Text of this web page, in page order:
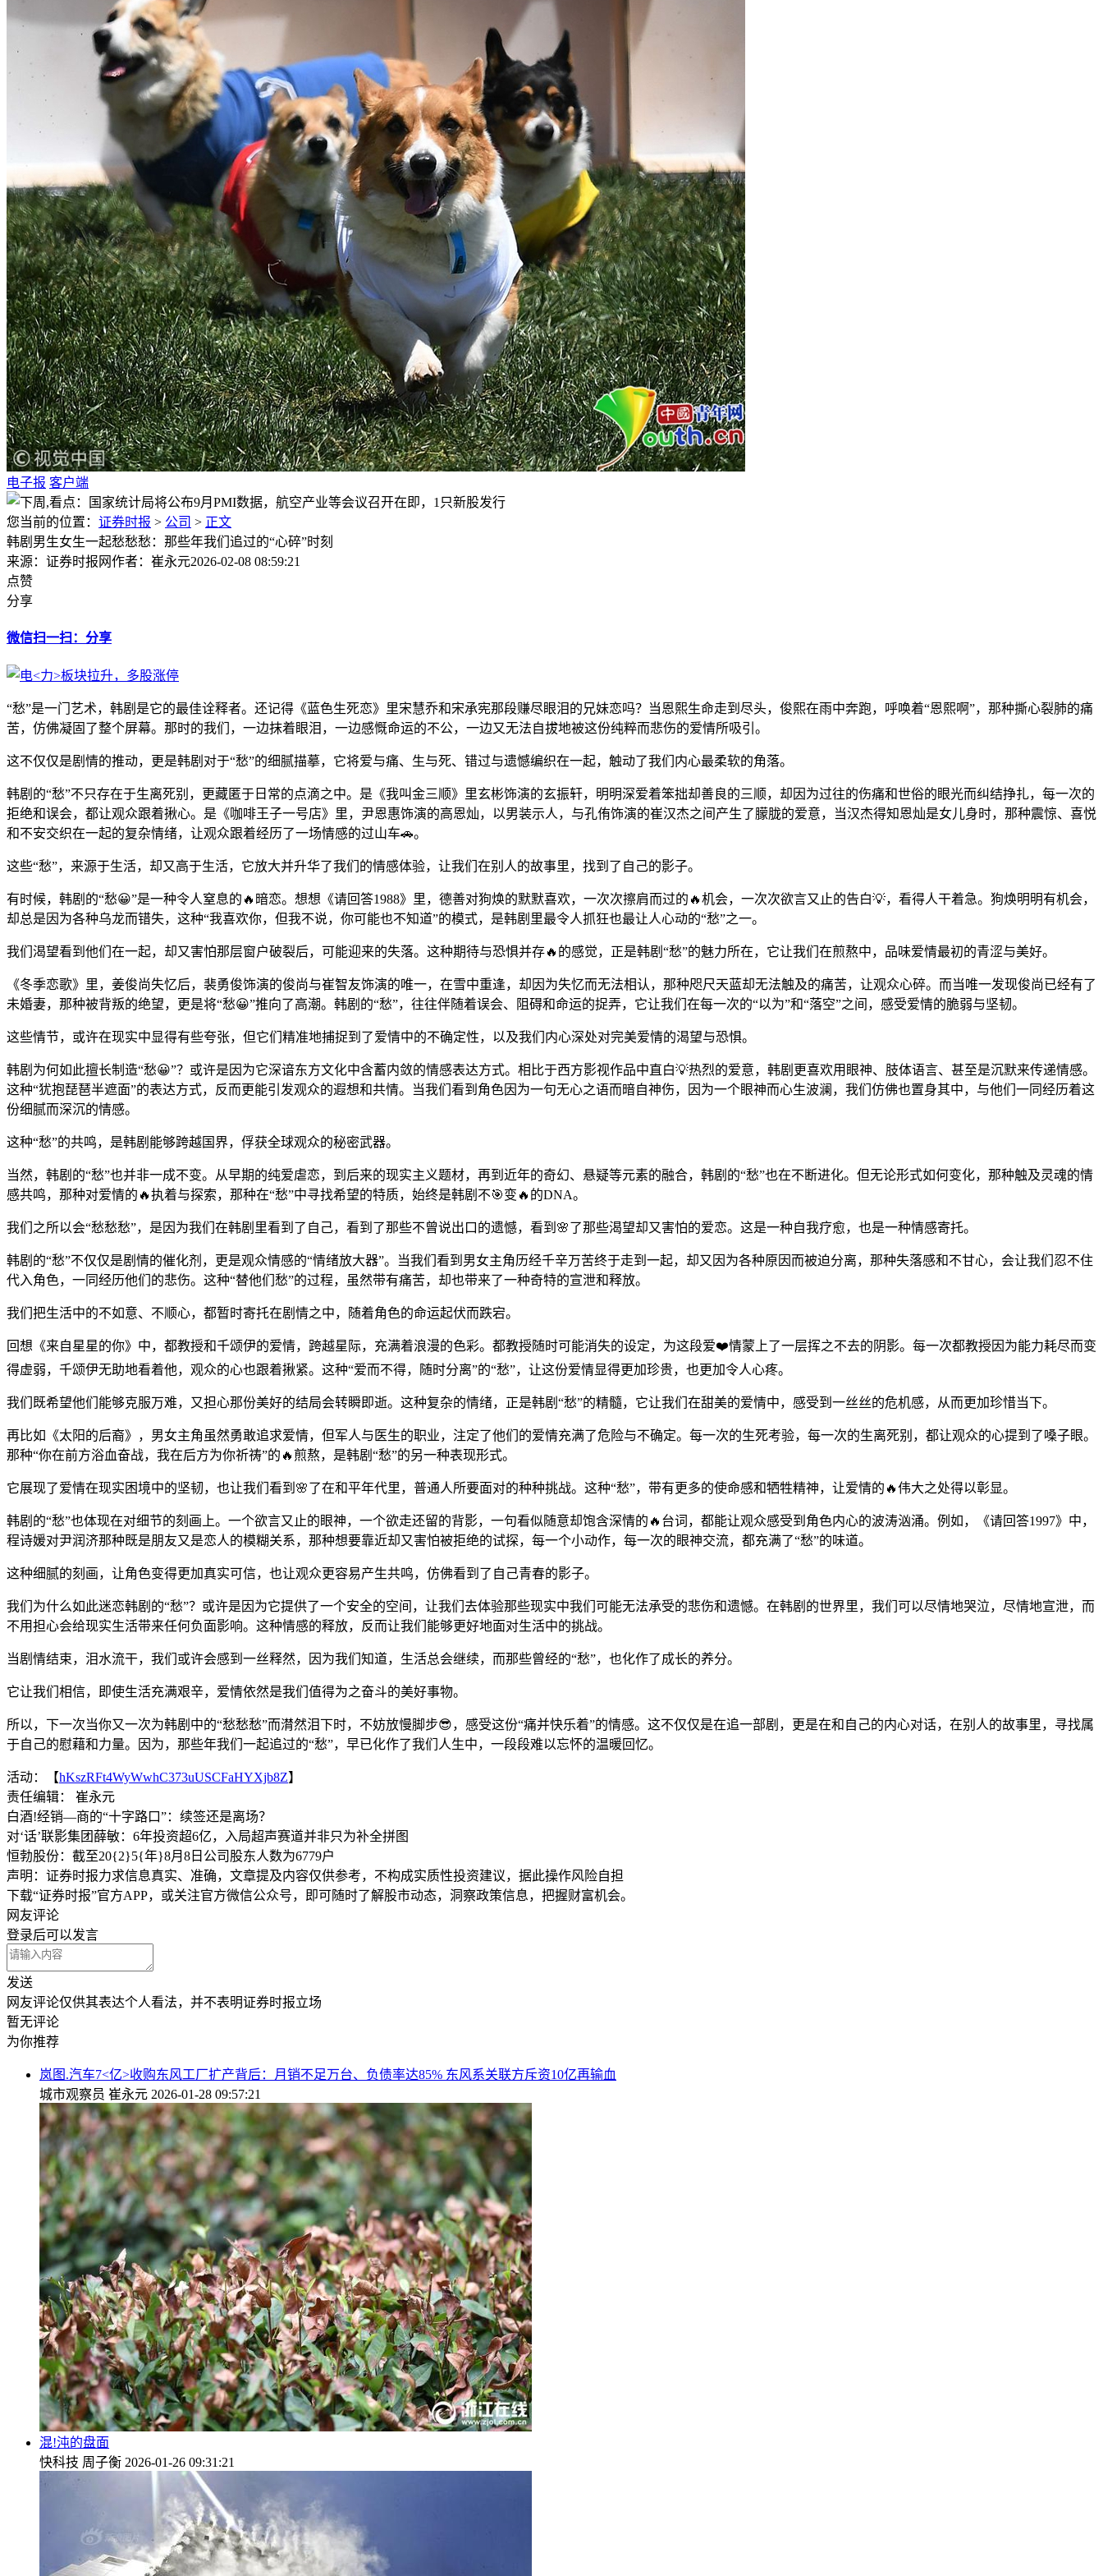
电子报 客户端
您当前的位置： 证券时报 > 公司 > 正文
韩剧男生女生一起愁愁愁：那些年我们追过的“心碎”时刻
来源：证券时报网作者：崔永元2026-02-08 08:59:21
点赞
分享
微信扫一扫：分享
“愁”是一门艺术，韩剧是它的最佳诠释者。还记得《蓝色生死恋》里宋慧乔和宋承宪那段赚尽眼泪的兄妹恋吗？当恩熙生命走到尽头，俊熙在雨中奔跑，呼唤着“恩熙啊”，那种撕心裂肺的痛
苦，仿佛凝固了整个屏幕。那时的我们，一边抹着眼泪，一边感慨命运的不公，一边又无法自拔地被这份纯粹而悲伤的爱情所吸引。
这不仅仅是剧情的推动，更是韩剧对于“愁”的细腻描摹，它将爱与痛、生与死、错过与遗憾编织在一起，触动了我们内心最柔软的角落。
韩剧的“愁”不只存在于生离死别，更藏匿于日常的点滴之中。是《我叫金三顺》里玄彬饰演的玄振轩，明明深爱着笨拙却善良的三顺，却因为过往的伤痛和世俗的眼光而纠结挣扎，每一次的
拒绝和误会，都让观众跟着揪心。是《咖啡王子一号店》里，尹恩惠饰演的高恩灿，以男装示人，与孔侑饰演的崔汉杰之间产生了朦胧的爱意，当汉杰得知恩灿是女儿身时，那种震惊、喜悦
和不安交织在一起的复杂情绪，让观众跟着经历了一场情感的过山车🚗。
这些“愁”，来源于生活，却又高于生活，它放大并升华了我们的情感体验，让我们在别人的故事里，找到了自己的影子。
有时候，韩剧的“愁😀”是一种令人窒息的🔥暗恋。想想《请回答1988》里，德善对狗焕的默默喜欢，一次次擦肩而过的🔥机会，一次次欲言又止的告白💡，看得人干着急。狗焕明明有机会，
却总是因为各种乌龙而错失，这种“我喜欢你，但我不说，你可能也不知道”的模式，是韩剧里最令人抓狂也最让人心动的“愁”之一。
我们渴望看到他们在一起，却又害怕那层窗户破裂后，可能迎来的失落。这种期待与恐惧并存🔥的感觉，正是韩剧“愁”的魅力所在，它让我们在煎熬中，品味爱情最初的青涩与美好。
《冬季恋歌》里，姜俊尚失忆后，裴勇俊饰演的俊尚与崔智友饰演的唯一，在雪中重逢，却因为失忆而无法相认，那种咫尺天蓝却无法触及的痛苦，让观众心碎。而当唯一发现俊尚已经有了
未婚妻，那种被背叛的绝望，更是将“愁😀”推向了高潮。韩剧的“愁”，往往伴随着误会、阻碍和命运的捉弄，它让我们在每一次的“以为”和“落空”之间，感受爱情的脆弱与坚韧。
这些情节，或许在现实中显得有些夸张，但它们精准地捕捉到了爱情中的不确定性，以及我们内心深处对完美爱情的渴望与恐惧。
韩剧为何如此擅长制造“愁😀”？或许是因为它深谙东方文化中含蓄内敛的情感表达方式。相比于西方影视作品中直白💡热烈的爱意，韩剧更喜欢用眼神、肢体语言、甚至是沉默来传递情感。
这种“犹抱琵琶半遮面”的表达方式，反而更能引发观众的遐想和共情。当我们看到角色因为一句无心之语而暗自神伤，因为一个眼神而心生波澜，我们仿佛也置身其中，与他们一同经历着这
份细腻而深沉的情感。
这种“愁”的共鸣，是韩剧能够跨越国界，俘获全球观众的秘密武器。
当然，韩剧的“愁”也并非一成不变。从早期的纯爱虐恋，到后来的现实主义题材，再到近年的奇幻、悬疑等元素的融合，韩剧的“愁”也在不断进化。但无论形式如何变化，那种触及灵魂的情
感共鸣，那种对爱情的🔥执着与探索，那种在“愁”中寻找希望的特质，始终是韩剧不🎯变🔥的DNA。
我们之所以会“愁愁愁”，是因为我们在韩剧里看到了自己，看到了那些不曾说出口的遗憾，看到🌸了那些渴望却又害怕的爱恋。这是一种自我疗愈，也是一种情感寄托。
韩剧的“愁”不仅仅是剧情的催化剂，更是观众情感的“情绪放大器”。当我们看到男女主角历经千辛万苦终于走到一起，却又因为各种原因而被迫分离，那种失落感和不甘心，会让我们忍不住
代入角色，一同经历他们的悲伤。这种“替他们愁”的过程，虽然带有痛苦，却也带来了一种奇特的宣泄和释放。
我们把生活中的不如意、不顺心，都暂时寄托在剧情之中，随着角色的命运起伏而跌宕。
回想《来自星星的你》中，都教授和千颂伊的爱情，跨越星际，充满着浪漫的色彩。都教授随时可能消失的设定，为这段爱❤️情蒙上了一层挥之不去的阴影。每一次都教授因为能力耗尽而变
得虚弱，千颂伊无助地看着他，观众的心也跟着揪紧。这种“爱而不得，随时分离”的“愁”，让这份爱情显得更加珍贵，也更加令人心疼。
我们既希望他们能够克服万难，又担心那份美好的结局会转瞬即逝。这种复杂的情绪，正是韩剧“愁”的精髓，它让我们在甜美的爱情中，感受到一丝丝的危机感，从而更加珍惜当下。
再比如《太阳的后裔》，男女主角虽然勇敢追求爱情，但军人与医生的职业，注定了他们的爱情充满了危险与不确定。每一次的生死考验，每一次的生离死别，都让观众的心提到了嗓子眼。
那种“你在前方浴血奋战，我在后方为你祈祷”的🔥煎熬，是韩剧“愁”的另一种表现形式。
它展现了爱情在现实困境中的坚韧，也让我们看到🌸了在和平年代里，普通人所要面对的种种挑战。这种“愁”，带有更多的使命感和牺牲精神，让爱情的🔥伟大之处得以彰显。
韩剧的“愁”也体现在对细节的刻画上。一个欲言又止的眼神，一个欲走还留的背影，一句看似随意却饱含深情的🔥台词，都能让观众感受到角色内心的波涛汹涌。例如，《请回答1997》中，
程诗媛对尹润济那种既是朋友又是恋人的模糊关系，那种想要靠近却又害怕被拒绝的试探，每一个小动作，每一次的眼神交流，都充满了“愁”的味道。
这种细腻的刻画，让角色变得更加真实可信，也让观众更容易产生共鸣，仿佛看到了自己青春的影子。
我们为什么如此迷恋韩剧的“愁”？或许是因为它提供了一个安全的空间，让我们去体验那些现实中我们可能无法承受的悲伤和遗憾。在韩剧的世界里，我们可以尽情地哭泣，尽情地宣泄，而
不用担心会给现实生活带来任何负面影响。这种情感的释放，反而让我们能够更好地面对生活中的挑战。
当剧情结束，泪水流干，我们或许会感到一丝释然，因为我们知道，生活总会继续，而那些曾经的“愁”，也化作了成长的养分。
它让我们相信，即使生活充满艰辛，爱情依然是我们值得为之奋斗的美好事物。
所以，下一次当你又一次为韩剧中的“愁愁愁”而潸然泪下时，不妨放慢脚步😎，感受这份“痛并快乐着”的情感。这不仅仅是在追一部剧，更是在和自己的内心对话，在别人的故事里，寻找属
于自己的慰藉和力量。因为，那些年我们一起追过的“愁”，早已化作了我们人生中，一段段难以忘怀的温暖回忆。
活动：【hKszRFt4WyWwhC373uUSCFaHYXjb8Z】
责任编辑： 崔永元
白酒!经销—商的“十字路口”：续签还是离场？
对‘话’联影集团薛敏：6年投资超6亿，入局超声赛道并非只为补全拼图
恒勃股份：截至20{2}5{年}8月8日公司股东人数为6779户
声明：证券时报力求信息真实、准确，文章提及内容仅供参考，不构成实质性投资建议，据此操作风险自担
下载“证券时报”官方APP，或关注官方微信公众号，即可随时了解股市动态，洞察政策信息，把握财富机会。
网友评论
登录后可以发言
发送
网友评论仅供其表达个人看法，并不表明证券时报立场
暂无评论
为你推荐
岚图.汽车7<亿>收购东风工厂扩产背后：月销不足万台、负债率达85% 东风系关联方斥资10亿再输血
城市观察员 崔永元 2026-01-28 09:57:21
混!沌的盘面
快科技 周子衡 2026-01-26 09:31:21